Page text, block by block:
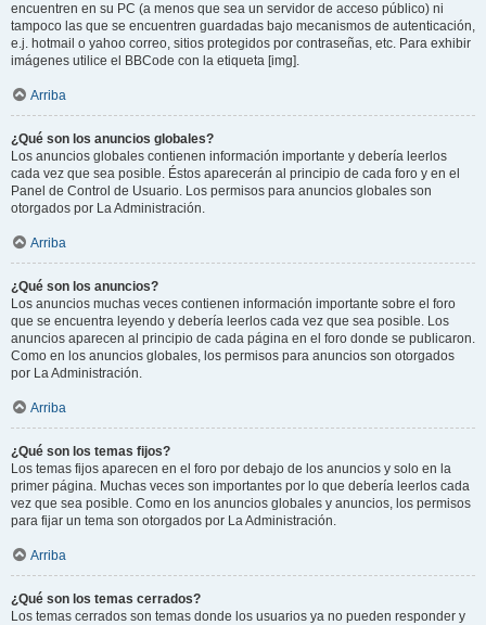
encuentren en su PC (a menos que sea un servidor de acceso público) ni
tampoco las que se encuentren guardadas bajo mecanismos de autenticación,
e.j. hotmail o yahoo correo, sitios protegidos por contraseñas, etc. Para exhibir
imágenes utilice el BBCode con la etiqueta [img].
Arriba
¿Qué son los anuncios globales?
Los anuncios globales contienen información importante y debería leerlos
cada vez que sea posible. Éstos aparecerán al principio de cada foro y en el
Panel de Control de Usuario. Los permisos para anuncios globales son
otorgados por La Administración.
Arriba
¿Qué son los anuncios?
Los anuncios muchas veces contienen información importante sobre el foro
que se encuentra leyendo y debería leerlos cada vez que sea posible. Los
anuncios aparecen al principio de cada página en el foro donde se publicaron.
Como en los anuncios globales, los permisos para anuncios son otorgados
por La Administración.
Arriba
¿Qué son los temas fijos?
Los temas fijos aparecen en el foro por debajo de los anuncios y solo en la
primer página. Muchas veces son importantes por lo que debería leerlos cada
vez que sea posible. Como en los anuncios globales y anuncios, los permisos
para fijar un tema son otorgados por La Administración.
Arriba
¿Qué son los temas cerrados?
Los temas cerrados son temas donde los usuarios ya no pueden responder y